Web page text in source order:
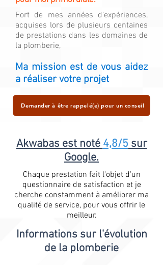
Fort de mes années d'expériences,
acquises lors de plusieurs centaines
de prestations dans les domaines de
la plomberie,
Ma mission est de vous aidez
a réaliser votre projet
Demander à être rappelé(e) pour un conseil
Akwabas est noté 4,8/5 sur
Google.
Chaque prestation fait l'objet d'un
questionnaire de satisfaction et je
cherche constamment à améliorer ma
qualité de service, pour vous offrir le
meilleur.
Informations sur l'évolution
de la plomberie